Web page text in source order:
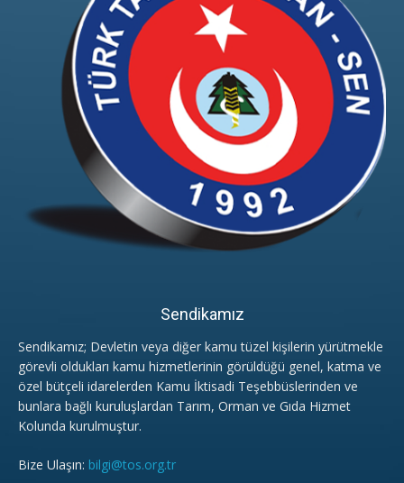
Sendikamız
Sendikamız; Devletin veya diğer kamu tüzel kişilerin yürütmekle
görevli oldukları kamu hizmetlerinin görüldüğü genel, katma ve
özel bütçeli idarelerden Kamu İktisadi Teşebbüslerinden ve
bunlara bağlı kuruluşlardan Tarım, Orman ve Gıda Hizmet
Kolunda kurulmuştur.
Bize Ulaşın: bilgi@tos.org.tr